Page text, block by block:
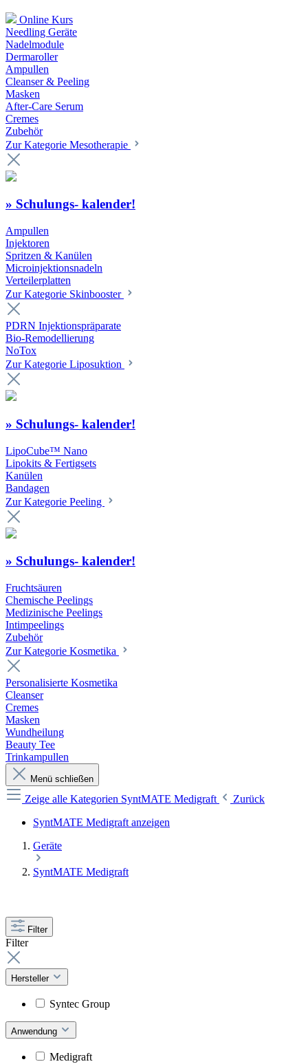
Online Kurs
Needling Geräte
Nadelmodule
Dermaroller
Ampullen
Cleanser & Peeling
Masken
After-Care Serum
Cremes
Zubehör
Zur Kategorie Mesotherapie
» Schulungs- kalender!
Ampullen
Injektoren
Spritzen & Kanülen
Microinjektionsnadeln
Verteilerplatten
Zur Kategorie Skinbooster
PDRN Injektionspräparate
Bio-Remodellierung
NoTox
Zur Kategorie Liposuktion
» Schulungs- kalender!
LipoCube™ Nano
Lipokits & Fertigsets
Kanülen
Bandagen
Zur Kategorie Peeling
» Schulungs- kalender!
Fruchtsäuren
Chemische Peelings
Medizinische Peelings
Intimpeelings
Zubehör
Zur Kategorie Kosmetika
Personalisierte Kosmetika
Cleanser
Cremes
Masken
Wundheilung
Beauty Tee
Trinkampullen
Menü schließen
Zeige alle Kategorien SyntMATE Medigraft
Zurück
SyntMATE Medigraft anzeigen
Geräte
SyntMATE Medigraft
Filter
Filter
Hersteller
Syntec Group
Anwendung
Medigraft